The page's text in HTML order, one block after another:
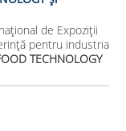
de Expoziții
pentru industria
TECHNOLOGY